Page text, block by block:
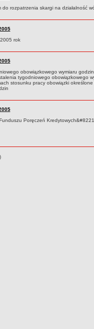
rozpatrzenia skargi na działalność
rok
obowiązkowego wymiaru
tygodniowego obowiązkowego
stosunku pracy obowiązki określone
Poręczeń